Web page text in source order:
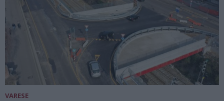
VARESE